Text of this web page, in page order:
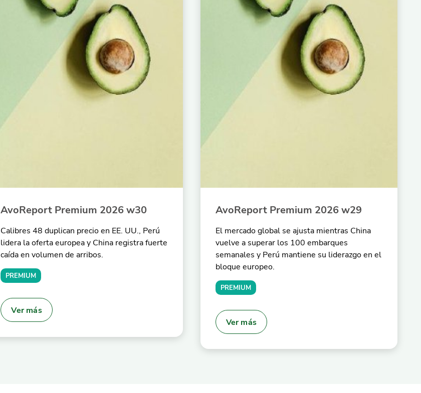
AvoReport Premium 2026 w30
Calibres 48 duplican precio en EE. UU., Perú
lidera la oferta europea y China registra fuerte
caída en volumen de arribos.
PREMIUM
Ver más
AvoReport Premium 2026 w29
El mercado global se ajusta mientras China
vuelve a superar los 100 embarques
semanales y Perú mantiene su liderazgo en el
bloque europeo.
PREMIUM
Ver más